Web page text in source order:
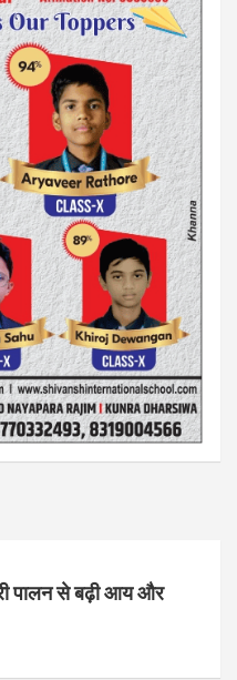
पालन से बढ़ी आय और